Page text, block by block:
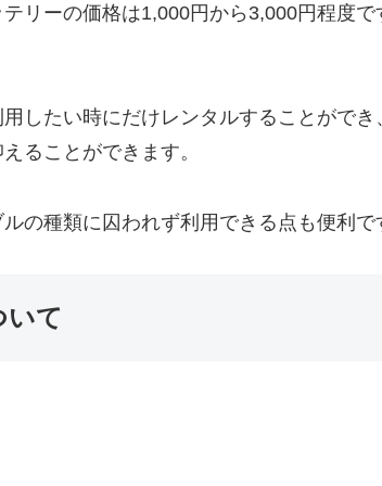
リーの価格は1,000円から3,000円程度
したい時にだけレンタルすることがで
ることができます。
の種類に囚われず利用できる点も便利で
いて